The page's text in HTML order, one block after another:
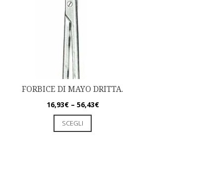
FORBICE DI MAYO DRITTA.
16,93€– 56,43€
SCEGLI